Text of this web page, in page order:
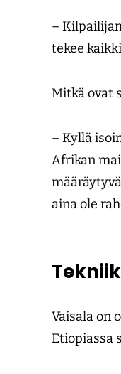
–
tekee
Mitkä ovat
– Kyllä
Afrikan
aina ole
Vaisala on
Etiopiassa